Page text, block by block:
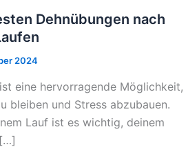
Dehnübungen nach
2024
eine hervorragende Möglichkeit,
bleiben und Stress abzubauen.
Lauf ist es wichtig, deinem